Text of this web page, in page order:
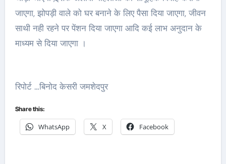
जाएगा, झोपड़ी वाले को घर बनाने के लिए पैसा दिया जाएगा, जीवन
साथी नही रहने पर पेंशन दिया जाएगा आदि कई लाभ अनुदान के
माध्यम से दिया जाएगा ।
रिपोर्ट …बिनोद केसरी जमशेदपुर
Share this:
WhatsApp X Facebook